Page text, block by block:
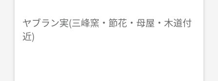
ヤブラン実(三峰窯・節花・母屋・木道付
近)